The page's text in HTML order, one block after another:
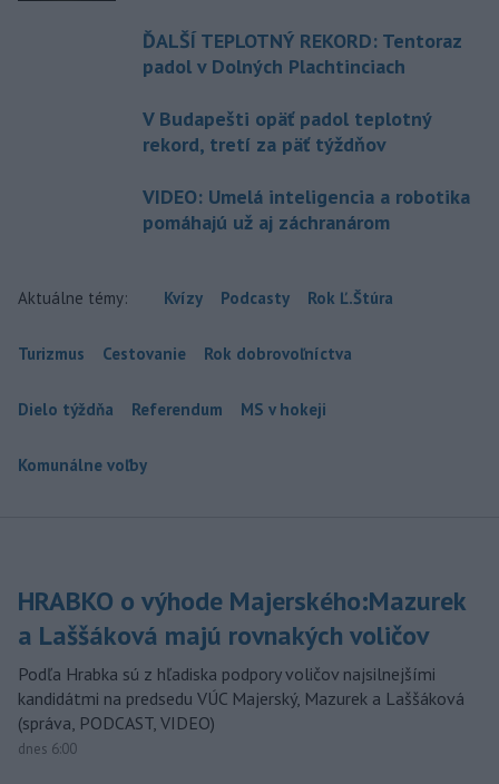
ĎALŠÍ TEPLOTNÝ REKORD: Tentoraz
padol v Dolných Plachtinciach
V Budapešti opäť padol teplotný
rekord, tretí za päť týždňov
VIDEO: Umelá inteligencia a robotika
pomáhajú už aj záchranárom
Aktuálne témy: Kvízy Podcasty Rok Ľ.Štúra
Turizmus Cestovanie Rok dobrovoľníctva
Dielo týždňa Referendum MS v hokeji
Komunálne voľby
HRABKO o výhode Majerského:Mazurek
a Laššáková majú rovnakých voličov
Podľa Hrabka sú z hľadiska podpory voličov najsilnejšími
kandidátmi na predsedu VÚC Majerský, Mazurek a Laššáková
(správa, PODCAST, VIDEO)
dnes 6:00